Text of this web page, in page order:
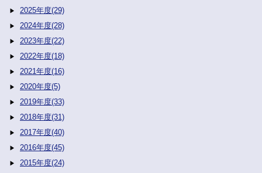
2025年度(29)
2024年度(28)
2023年度(22)
2022年度(18)
2021年度(16)
2020年度(5)
2019年度(33)
2018年度(31)
2017年度(40)
2016年度(45)
2015年度(24)